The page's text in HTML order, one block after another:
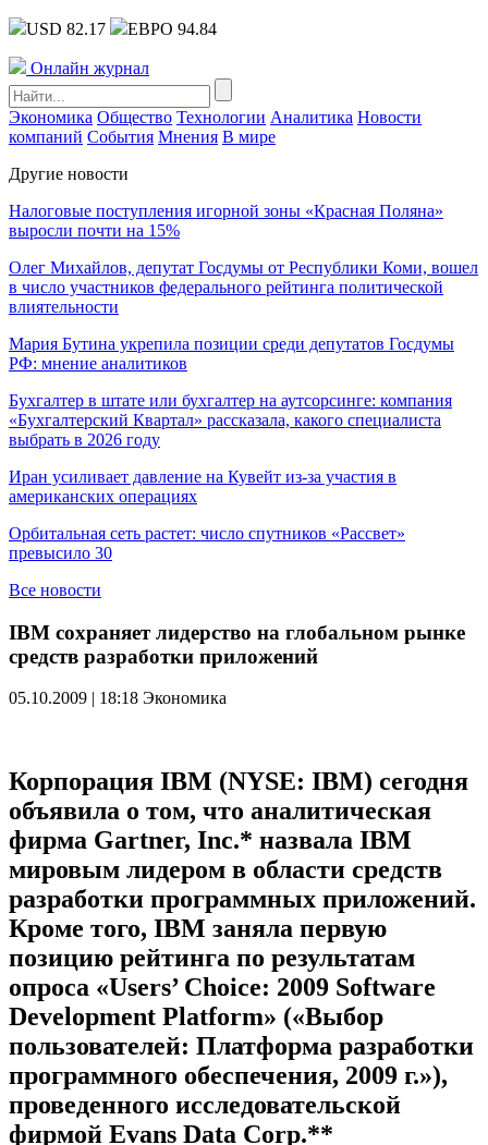
USD 82.17 ЕВРО 94.84
Онлайн журнал
Экономика Общество Технологии Аналитика Новости
компаний События Мнения В мире
Другие новости
Налоговые поступления игорной зоны «Красная Поляна»
выросли почти на 15%
Олег Михайлов, депутат Госдумы от Республики Коми, вошел
в число участников федерального рейтинга политической
влиятельности
Мария Бутина укрепила позиции среди депутатов Госдумы
РФ: мнение аналитиков
Бухгалтер в штате или бухгалтер на аутсорсинге: компания
«Бухгалтерский Квартал» рассказала, какого специалиста
выбрать в 2026 году
Иран усиливает давление на Кувейт из-за участия в
американских операциях
Орбитальная сеть растет: число спутников «Рассвет»
превысило 30
Все новости
IBM сохраняет лидерство на глобальном рынке
средств разработки приложений
05.10.2009 | 18:18 Экономика
Корпорация IBM (NYSE: IBM) сегодня
объявила о том, что аналитическая
фирма Gartner, Inc.* назвала IBM
мировым лидером в области средств
разработки программных приложений.
Кроме того, IBM заняла первую
позицию рейтинга по результатам
опроса «Users’ Choice: 2009 Software
Development Platform» («Выбор
пользователей: Платформа разработки
программного обеспечения, 2009 г.»),
проведенного исследовательской
фирмой Evans Data Corp.**